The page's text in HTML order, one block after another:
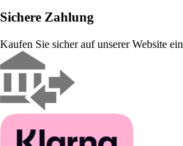
Sichere Zahlung
Kaufen Sie sicher auf unserer Website ein